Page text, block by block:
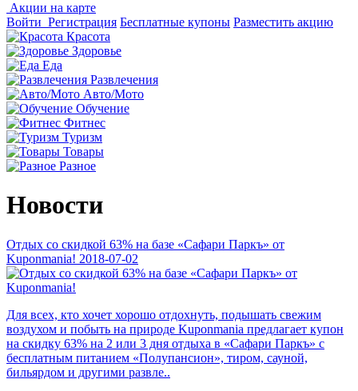
Акции на карте
Войти Регистрация Бесплатные купоны Разместить акцию
Красота
Здоровье
Еда
Развлечения
Авто/Мото
Обучение
Фитнес
Туризм
Товары
Разное
Новости
Отдых со скидкой 63% на базе «Сафари Паркъ» от
Kuponmania! 2018-07-02
Для всех, кто хочет хорошо отдохнуть, подышать свежим
воздухом и побыть на природе Kuponmania предлагает купон
на скидку 63% на 2 или 3 дня отдыха в «Сафари Паркъ» с
бесплатным питанием «Полупансион», тиром, сауной,
бильярдом и другими развле..